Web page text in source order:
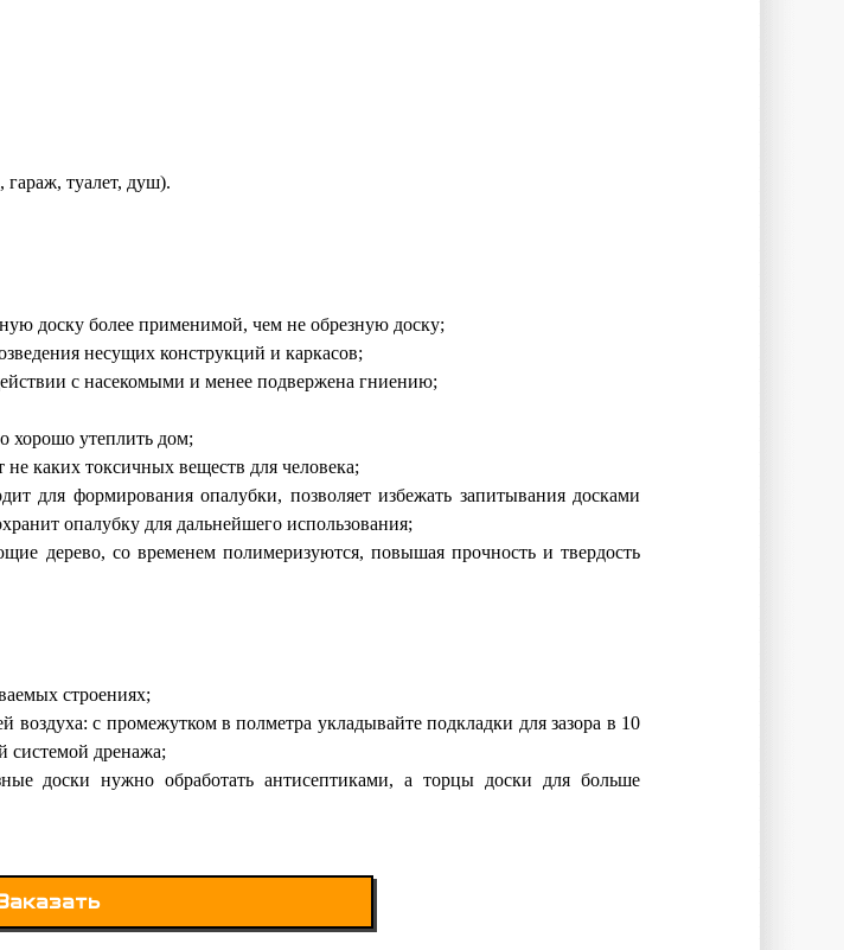
гараж, туалет, душ).
доску более применимой, чем не обрезную доску;
несущих конструкций и каркасов;
с насекомыми и менее подвержена гниению;
хорошо утеплить дом;
каких токсичных веществ для человека;
для формирования опалубки, позволяет избежать запитывания досками
опалубку для дальнейшего использования;
дерево, со временем полимеризуются, повышая прочность и твердость
строениях;
с промежутком в полметра укладывайте подкладки для зазора в 10
системой дренажа;
доски нужно обработать антисептиками, а торцы доски для больше